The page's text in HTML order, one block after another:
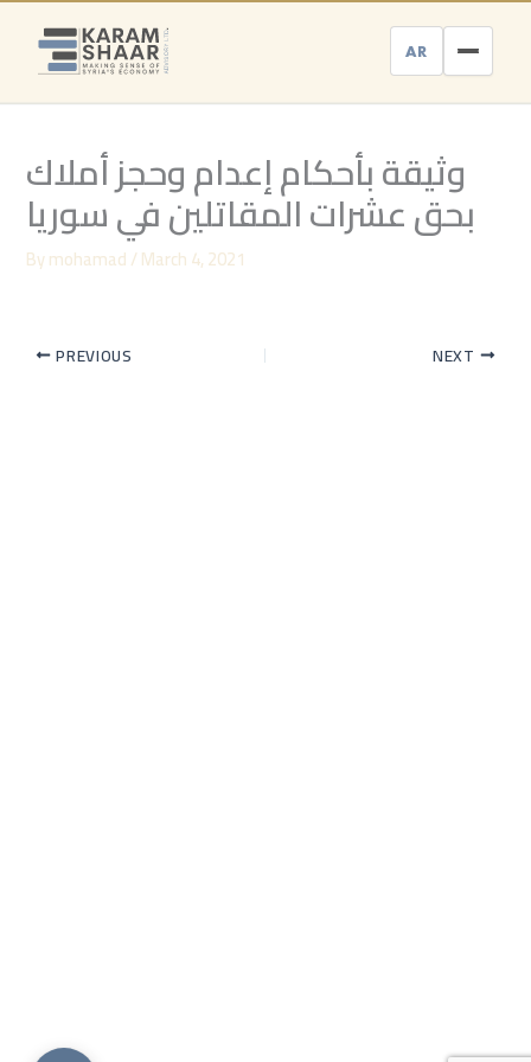
Skip
content
AR
وثيقة بأحكام إعدام وحجز أملاك
بحق عشرات المقاتلين في سوريا
Bymohamad/March 4, 2021
PREVIOUS NEXT